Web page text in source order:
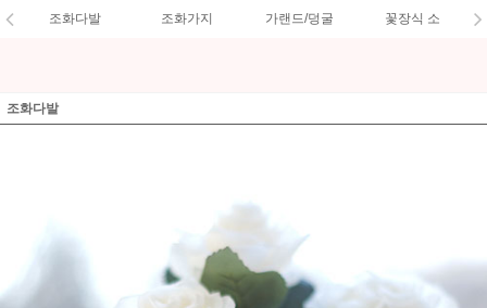
조화다발 조화가지 가랜드/덩굴 꽃장식 소
조화다발